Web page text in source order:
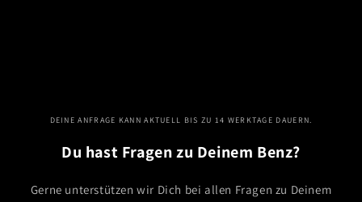
DEINE ANFRAGE KANN AKTUELL BIS ZU 14 WERKTAGE DAUERN.
Du hast Fragen zu Deinem Benz?
Gerne unterstützen wir Dich bei allen Fragen zu Deinem